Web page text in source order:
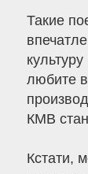
Такие
любите
КМВ
Кстати,